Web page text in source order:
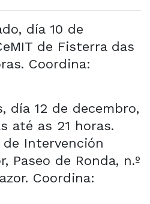
día 10 de
de Fisterra das
Coordina:
día 12 de decembro,
até as 21 horas.
de Intervención
Paseo de Ronda, n.º
Coordina: